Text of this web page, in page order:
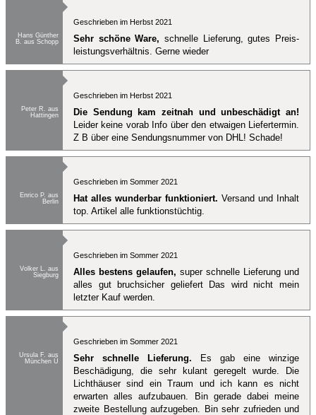
Hans Günther
B. aus Schopp
Geschrieben im Herbst 2021
Sehr schöne Ware, schnelle Lieferung, gutes Preis-
leistungsverhältnis. Gerne wieder
Peter R. aus
Hattingen
Geschrieben im Herbst 2021
Die Sendung kam zeitnah und unbeschädigt an!
Leider keine vorab Info über den etwaigen Liefertermin.
Z B über eine Sendungsnummer von DHL! Schade!
Enrico P. aus
Berlin
Geschrieben im Sommer 2021
Hat alles wunderbar funktioniert. Versand und Inhalt
top. Artikel alle funktionstüchtig.
Volker L. aus
Siegburg
Geschrieben im Sommer 2021
Alles bestens gelaufen, super schnelle Lieferung und
alles gut bruchsicher geliefert Das wird nicht mein
letzter Kauf werden.
Ursula F. aus
München Ü
Geschrieben im Sommer 2021
Sehr schnelle Lieferung. Es gab eine winzige
Beschädigung, die sehr kulant geregelt wurde. Die
Lichthäuser sind ein Traum und ich kann es nicht
erwarten alles aufzubauen. Bin gerade dabei meine
zweite Bestellung aufzugeben. Bin sehr zufrieden und